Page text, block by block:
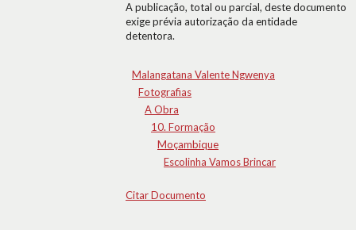
A publicação, total ou parcial, deste documento
exige prévia autorização da entidade
detentora.
Malangatana Valente Ngwenya
Fotografias
A Obra
10. Formação
Moçambique
Escolinha Vamos Brincar
Citar Documento